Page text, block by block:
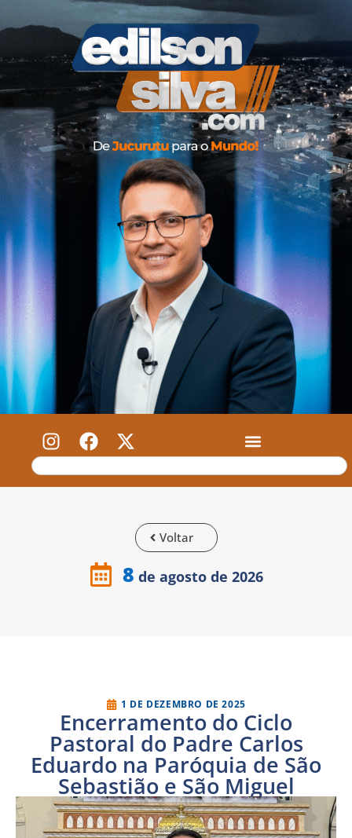
Voltar
8 de agosto de 2026
1 DE DEZEMBRO DE 2025
Encerramento do Ciclo
Pastoral do Padre Carlos
Eduardo na Paróquia de São
Sebastião e São Miguel